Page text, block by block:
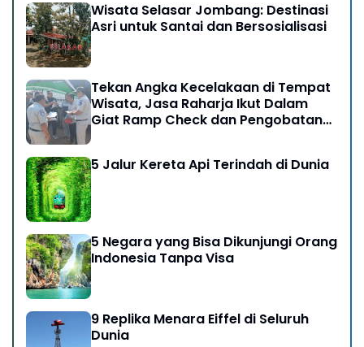
Wisata Selasar Jombang: Destinasi
Asri untuk Santai dan Bersosialisasi
Tekan Angka Kecelakaan di Tempat
Wisata, Jasa Raharja Ikut Dalam
Giat Ramp Check dan Pengobatan
5 Jalur Kereta Api Terindah di Dunia
5 Negara yang Bisa Dikunjungi Orang
Indonesia Tanpa Visa
9 Replika Menara Eiffel di Seluruh
Dunia